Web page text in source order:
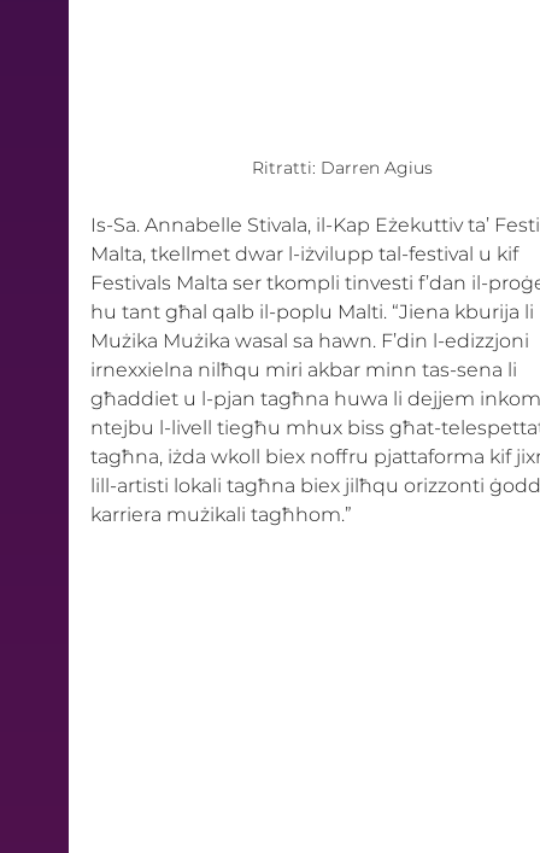
Ritratti: Darren Agius
Is-Sa. Annabelle Stivala, il-Kap Eżekuttiv ta’
Malta, tkellmet dwar l-iżvilupp tal-festival u kif
Festivals Malta ser tkompli tinvesti f’dan il-
hu tant għal qalb il-poplu Malti. “Jiena kburija li
Mużika Mużika wasal sa hawn. F’din l-edizzjoni
irnexxielna nilħqu miri akbar minn tas-sena li
għaddiet u l-pjan tagħna huwa li dejjem
ntejbu l-livell tiegħu mhux biss għat-
tagħna, iżda wkoll biex noffru pjattaforma kif
lill-artisti lokali tagħna biex jilħqu orizzonti
karriera mużikali tagħhom.”